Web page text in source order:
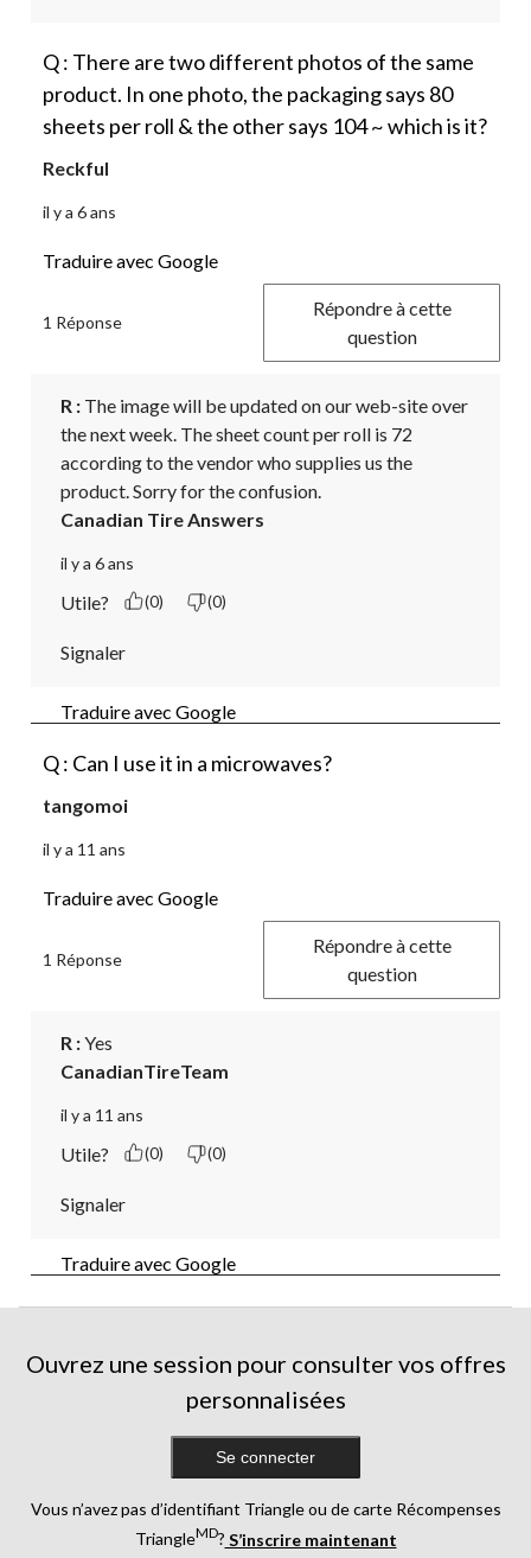
Q : There are two different photos of the same
product. In one photo, the packaging says 80
sheets per roll & the other says 104 ~ which is it?
Reckful
il y a 6 ans
Traduire avec Google
1 Réponse
Répondre à cette
question
R : The image will be updated on our web-site over
the next week. The sheet count per roll is 72
according to the vendor who supplies us the
product. Sorry for the confusion.
Canadian Tire Answers
il y a 6 ans
Utile? (0) (0)
Signaler
Traduire avec Google
Q : Can I use it in a microwaves?
tangomoi
il y a 11 ans
Traduire avec Google
1 Réponse
Répondre à cette
question
R : Yes
CanadianTireTeam
il y a 11 ans
Utile? (0) (0)
Signaler
Traduire avec Google
Ouvrez une session pour consulter vos offres
personnalisées
Se connecter
Vous n’avez pas d’identifiant Triangle ou de carte Récompenses
TriangleMD? S’inscrire maintenant